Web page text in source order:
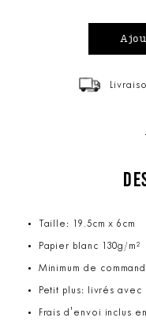
Taille: 19.5cm x 6cm
Papier blanc 130g/m²
Minimum de
Petit plus: livrés
Frais d'envoi inclus